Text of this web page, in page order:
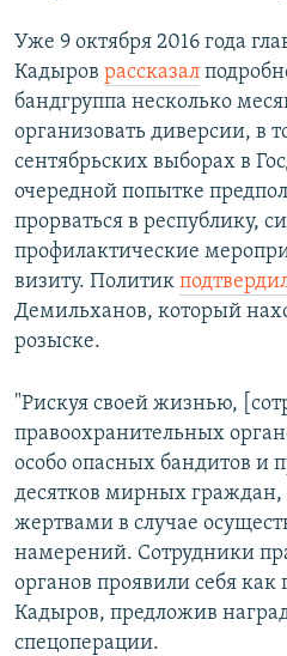
Уже 9 октября 2016 года
Кадыров рассказал
бандгруппа несколько
организовать диверсии, в
сентябрьских выборах в
очередной попытке
прорваться в республику,
профилактические
визиту. Политик
Демильханов, который
розыске.
"Рискуя своей жизнью,
правоохранительных
особо опасных бандитов и
десятков мирных граждан,
жертвами в случае
намерений. Сотрудники
органов проявили себя как
Кадыров, предложив
спецоперации.